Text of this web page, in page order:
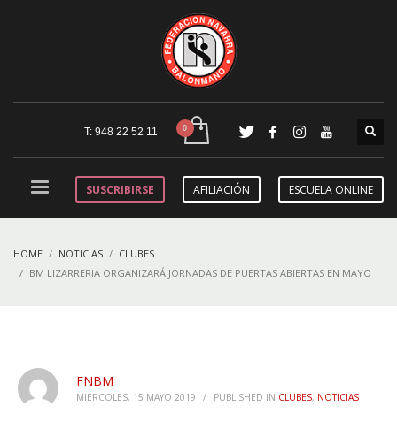
T: 948 22 52 11
SUSCRIBIRSE AFILIACIÓN ESCUELA ONLINE
HOME NOTICIAS
CLUBES
BM LIZARRERIA ORGANIZARÁ JORNADAS DE PUERTAS ABIERTAS EN MAYO
FNBM
MIÉRCOLES, 15 MAYO 2019 / PUBLISHED IN CLUBES, NOTICIAS